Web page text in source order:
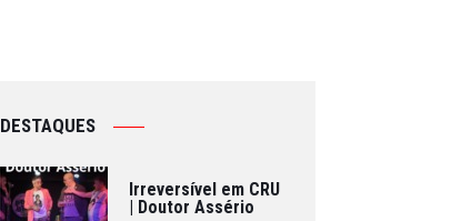
DESTAQUES
Irreversível em CRU
| Doutor Assério